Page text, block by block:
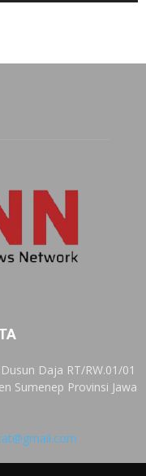
Daja RT/RW.01/01
Sumenep Provinsi Jawa